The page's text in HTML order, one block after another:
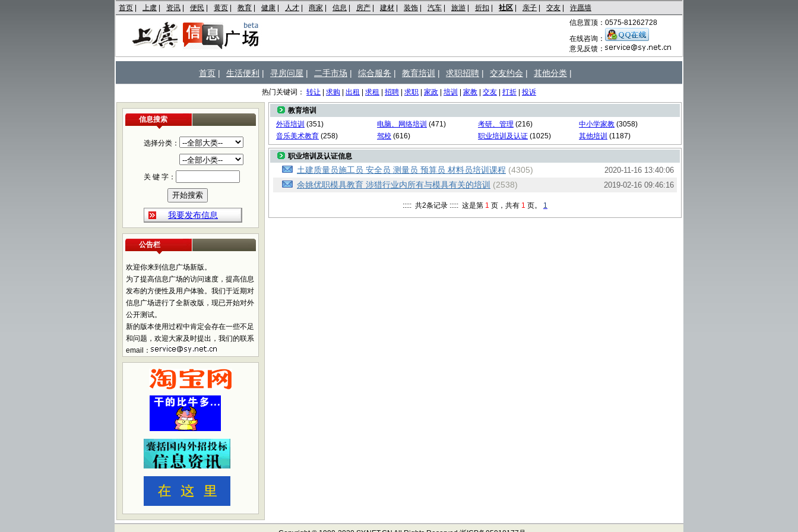
首页 上虞 资讯 便民 黄页 教育 健康 人才 商家 信息 房产 建材 装饰 汽车 旅游 折扣 社区 亲子 交友
许愿墙
信息置顶：0575-81262728
在线咨询：
意见反馈：
首页 | 生活便利 | 寻房问屋 | 二手市场 | 综合服务 | 教育培训 | 求职招聘 | 交友约会 | 其他分类 |
热门关键词： 转让 求购 出租 求租 招聘 求职 家政 培训 家教 交友 打折 投诉
信息搜索
选择分类：
关 键 字：
我要发布信息
公告栏
欢迎你来到信息广场新版。
为了提高信息广场的访问速度，提高信息
发布的方便性及用户体验。我们于近期对
信息广场进行了全新改版，现已开始对外
公开测试。
新的版本使用过程中肯定会存在一些不足
和问题，欢迎大家及时提出，我们的联系
email：
教育培训
外语培训 (351) 电脑、网络培训 (471) 考研、管理 (216) 中小学家教 (3058)
音乐美术教育 (258) 驾校 (616) 职业培训及认证 (1025) 其他培训 (1187)
职业培训及认证信息
2020-11-16 13:40:06
土建质量员施工员 安全员 测量员 预算员 材料员培训课程 (4305)
2019-02-16 09:46:16
余姚优职模具教育 涉猎行业内所有与模具有关的培训 (2538)
::::: 共2条记录 ::::: 这是第 1 页，共有 1 页。 1